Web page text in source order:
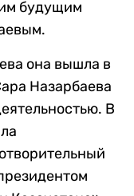
будущим
она вышла в
Назарбаева
В